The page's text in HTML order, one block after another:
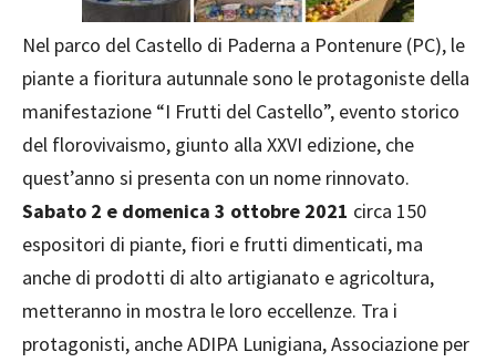
Nel parco del Castello di Paderna a Pontenure (PC), le
piante a fioritura autunnale sono le protagoniste della
manifestazione “I Frutti del Castello”, evento storico
del florovivaismo, giunto alla XXVI edizione, che
quest’anno si presenta con un nome rinnovato.
Sabato 2 e domenica 3 ottobre 2021 circa 150
espositori di piante, fiori e frutti dimenticati, ma
anche di prodotti di alto artigianato e agricoltura,
metteranno in mostra le loro eccellenze. Tra i
protagonisti, anche ADIPA Lunigiana, Associazione per